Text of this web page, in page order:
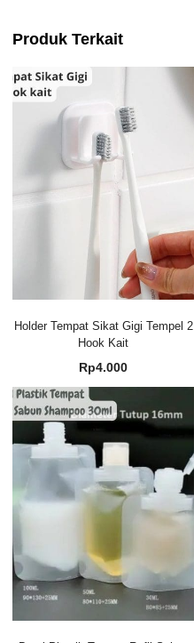
Produk Terkait
Holder Tempat Sikat Gigi Tempel 2
Hook Kait
Rp4.000